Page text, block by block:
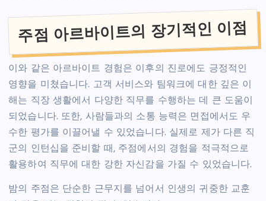
주점 아르바이트의 장기적인 이점
이와 같은 아르바이트 경험은 이후의 진로에도 긍정적인
영향을 미쳤습니다. 고객 서비스와 팀워크에 대한 깊은 이
해는 직장 생활에서 다양한 직무를 수행하는 데 큰 도움이
되었습니다. 또한, 사람들과의 소통 능력은 면접에서도 우
수한 평가를 이끌어낼 수 있었습니다. 실제로 제가 다른 직
군의 인턴십을 준비할 때, 주점에서의 경험을 적극적으로
활용하여 직무에 대한 강한 자신감을 가질 수 있었습니다.
밤의 주점은 단순한 근무지를 넘어서 인생의 귀중한 교훈